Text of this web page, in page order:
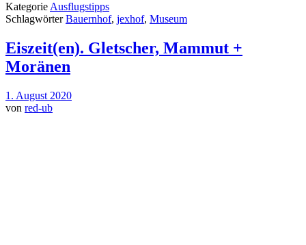
KategorieAusflugstipps
SchlagwörterBauernhof, jexhof, Museum
Eiszeit(en). Gletscher, Mammut +
Moränen
1. August 2020
von red-ub